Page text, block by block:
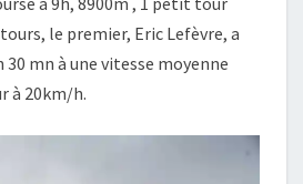
le premier, Eric Lefèvre, a
mn à une vitesse moyenne
à 20km/h.